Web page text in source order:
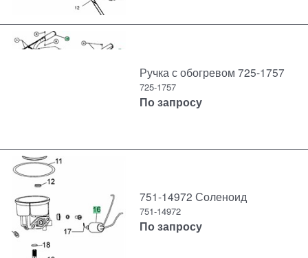
Ручка с обогревом 725-1757
725-1757
По запросу
751-14972 Соленоид
751-14972
По запросу